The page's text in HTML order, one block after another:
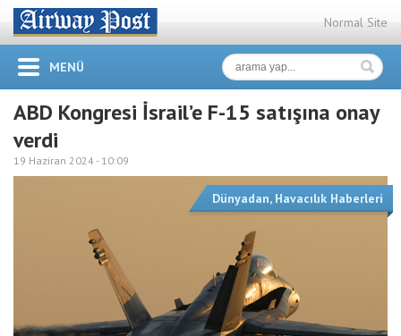
Normal Site
MENÜ
ABD Kongresi İsrail’e F-15 satışına onay
verdi
19 Haziran 2024 - 10:09
Dünyadan, Havacılık Haberleri